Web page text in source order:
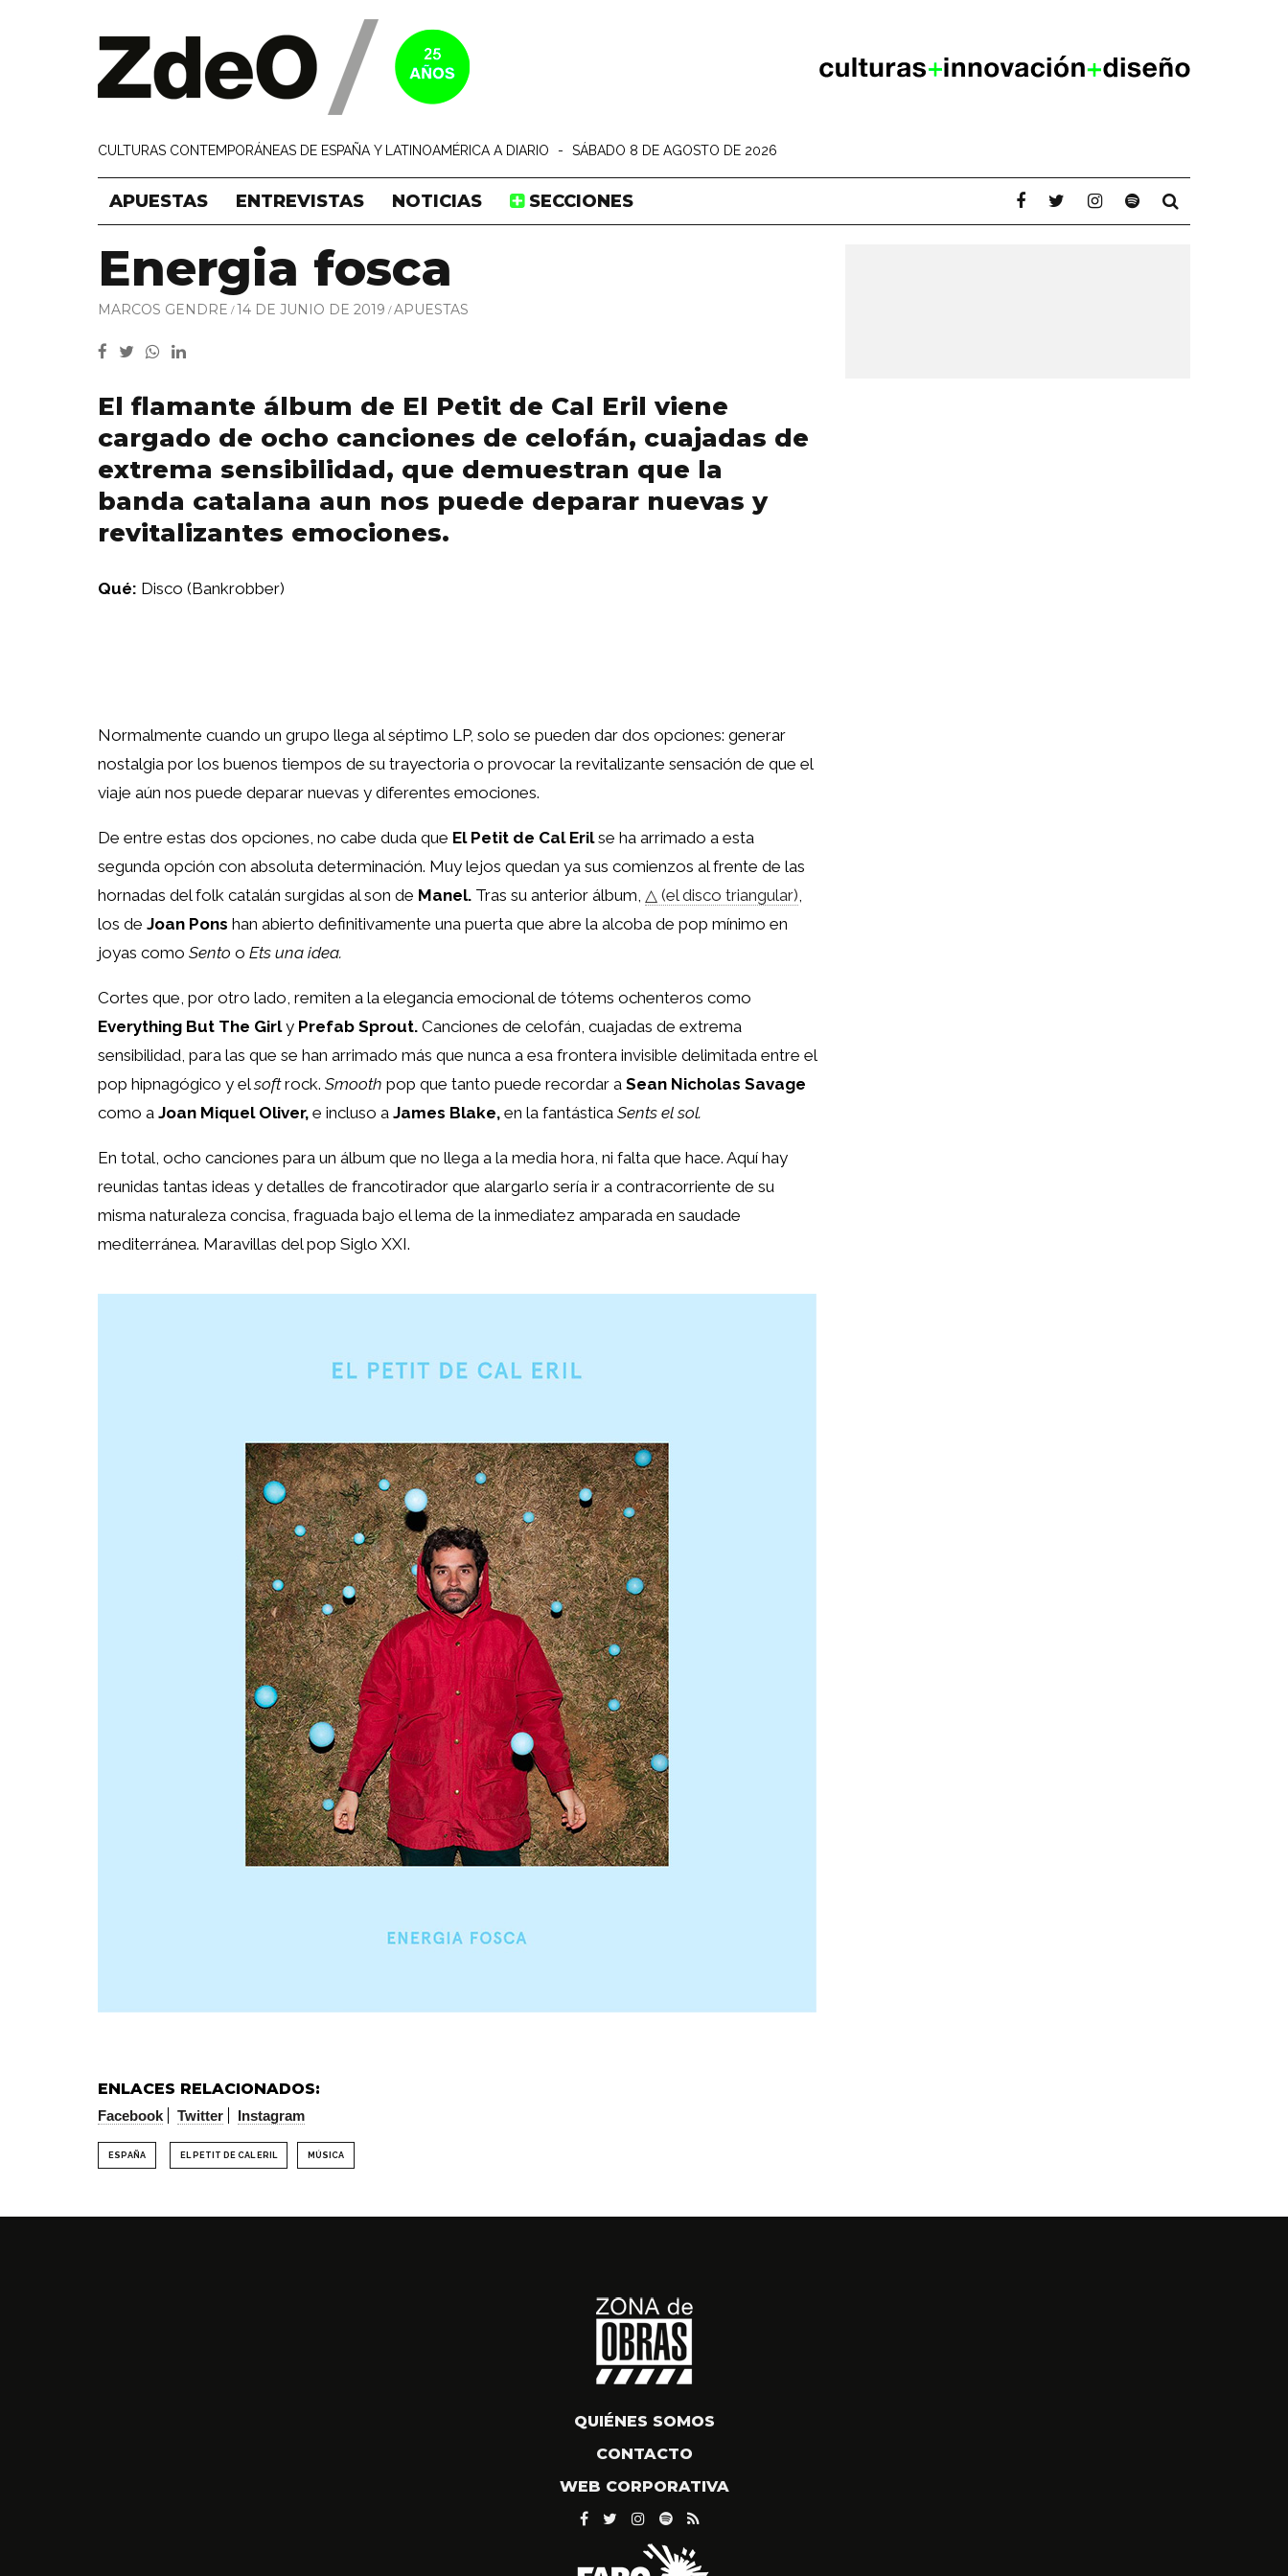
CULTURAS CONTEMPORÁNEAS DE ESPAÑA Y LATINOAMÉRICA A DIARIO - SÁBADO 8 DE AGOSTO DE 2026
APUESTAS ENTREVISTAS NOTICIAS SECCIONES
Energia fosca
MARCOS GENDRE 14 DE JUNIO DE 2019 APUESTAS
El flamante álbum de El Petit de Cal Eril viene
cargado de ocho canciones de celofán, cuajadas de
extrema sensibilidad, que demuestran que la
banda catalana aun nos puede deparar nuevas y
revitalizantes emociones.
Qué: Disco (Bankrobber)
Normalmente cuando un grupo llega al séptimo LP, solo se pueden dar dos opciones: generar
nostalgia por los buenos tiempos de su trayectoria o provocar la revitalizante sensación de que el
viaje aún nos puede deparar nuevas y diferentes emociones.
De entre estas dos opciones, no cabe duda que El Petit de Cal Erilse ha arrimado a esta
segunda opción con absoluta determinación. Muy lejos quedan ya sus comienzos al frente de las
hornadas del folk catalán surgidas al son de Manel. Tras su anterior álbum, △ (el disco triangular),
los de Joan Pons han abierto definitivamente una puerta que abre la alcoba de pop mínimo en
joyas como Sento o Ets una idea.
Cortes que, por otro lado, remiten a la elegancia emocional de tótems ochenteros como
Everything But The Girly Prefab Sprout. Canciones de celofán, cuajadas de extrema
sensibilidad, para las que se han arrimado más que nunca a esa frontera invisible delimitada entre el
pop hipnagógico y elsoftrock. Smooth pop que tanto puede recordar a Sean Nicholas Savage
como a Joan Miquel Oliver, e incluso a James Blake, en la fantástica Sents el sol.
En total, ocho canciones para un álbum que no llega a la media hora, ni falta que hace. Aquí hay
reunidas tantas ideas y detalles de francotirador que alargarlo sería ir a contracorriente de su
misma naturaleza concisa, fraguada bajo el lema de la inmediatez amparada en saudade
mediterránea. Maravillas del pop Siglo XXI.
ENLACES RELACIONADOS:
Facebook Twitter Instagram
ESPAÑA EL PETIT DE CAL ERIL MÚSICA
QUIÉNES SOMOS
CONTACTO
WEB CORPORATIVA